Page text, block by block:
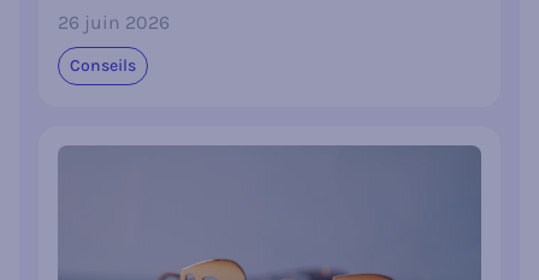
26 juin 2026
Conseils